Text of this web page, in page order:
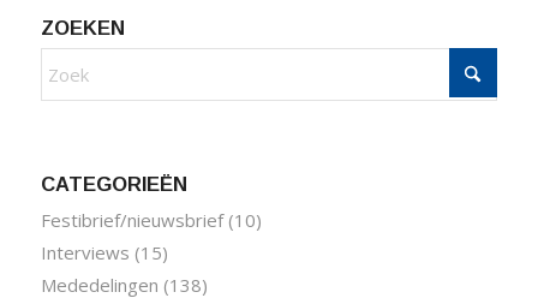
ZOEKEN
CATEGORIEËN
Festibrief/nieuwsbrief(10)
Interviews (15)
Mededelingen (138)